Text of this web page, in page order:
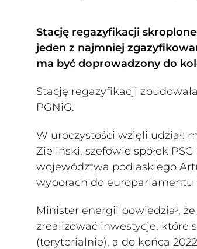
Stację regazyfikacji
jeden z najmniej
ma być doprowadzony do
Stację regazyfikacji
PGNiG.
W uroczystości wzięli udział:
Zieliński, szefowie spółek
województwa podlaskiego
wyborach do europarlamentu
Minister energii powiedział,
zrealizować inwestycje, które
(terytorialnie), a do końca